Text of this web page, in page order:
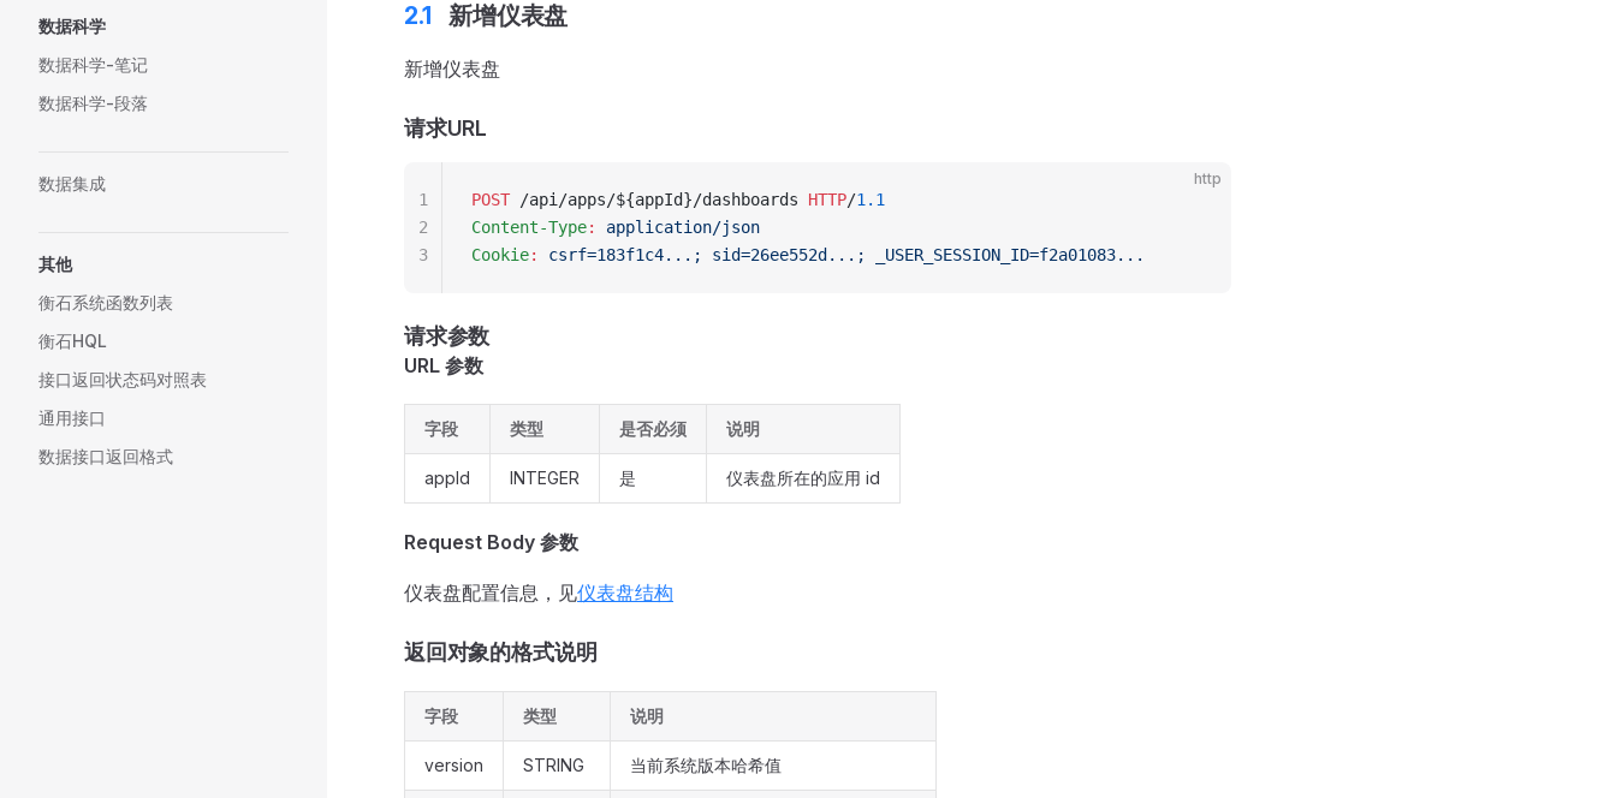
数据科学
数据科学-笔记
数据科学-段落
数据集成
其他
衡石系统函数列表
衡石HQL
接口返回状态码对照表
通用接口
数据接口返回格式
新增仪表盘
新增仪表盘
请求URL
http
POST /api/apps/${appId}/dashboards HTTP/1.1
Content-Type:
application/json
Cookie: csrf=183f1c4...; sid=26ee552d...; _USER_SESSION_ID=f2a01083...
1
2
3
请求参数
URL 参数
字段 类型 是否必须 说明
appId INTEGER 是 仪表盘所在的应用 id
Request Body 参数
仪表盘配置信息，见仪表盘结构
返回对象的格式说明
字段 类型 说明
version STRING 当前系统版本哈希值